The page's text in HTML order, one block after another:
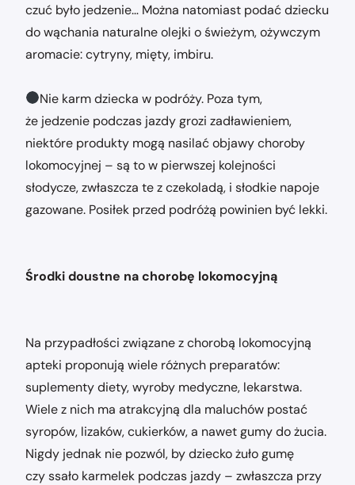
czuć było jedzenie… Można natomiast podać dziecku
do wąchania naturalne olejki o świeżym, ożywczym
aromacie: cytryny, mięty, imbiru.
Nie karm dziecka w podróży. Poza tym,
że jedzenie podczas jazdy grozi zadławieniem,
niektóre produkty mogą nasilać objawy choroby
lokomocyjnej – są to w pierwszej kolejności
słodycze, zwłaszcza te z czekoladą, i słodkie napoje
gazowane. Posiłek przed podróżą powinien być lekki.
Środki doustne na chorobę lokomocyjną
Na przypadłości związane z chorobą lokomocyjną
apteki proponują wiele różnych preparatów:
suplementy diety, wyroby medyczne, lekarstwa.
Wiele z nich ma atrakcyjną dla maluchów postać
syropów, lizaków, cukierków, a nawet gumy do żucia.
Nigdy jednak nie pozwól, by dziecko żuło gumę
czy ssało karmelek podczas jazdy – zwłaszcza przy